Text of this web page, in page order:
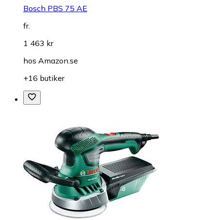
Bosch PBS 75 AE
fr.
1 463 kr
hos Amazon.se
+16 butiker